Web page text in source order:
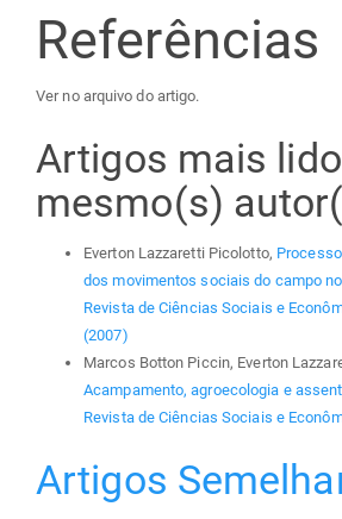
Referências
Ver no arquivo do artigo.
Artigos mais
mesmo(s)
Everton Lazzaretti Picolotto,
dos movimentos sociais do campo
Revista de Ciências Sociais e
(2007)
Marcos Botton Piccin, Everton
Acampamento, agroecologia e
Revista de Ciências Sociais e
Artigos